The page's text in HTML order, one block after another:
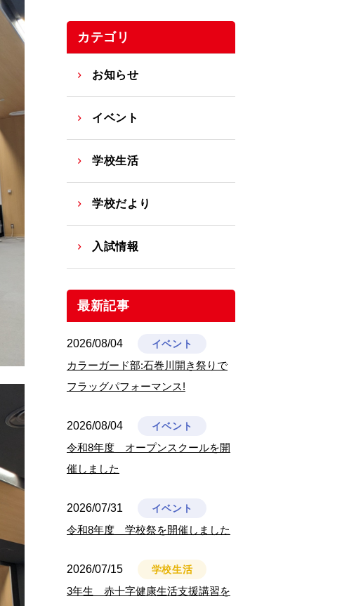
カテゴリ
お知らせ
イベント
学校生活
学校だより
入試情報
最新記事
2026/08/04 イベント
カラーガード部:石巻川開き祭りで
フラッグパフォーマンス!
2026/08/04 イベント
令和8年度 オープンスクールを開
催しました
2026/07/31 イベント
令和8年度 学校祭を開催しました
2026/07/15 学校生活
3年生 赤十字健康生活支援講習を